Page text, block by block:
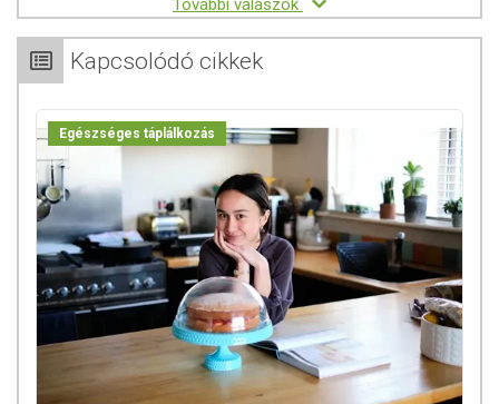
További válaszok
Kapcsolódó cikkek
Egészséges táplálkozás